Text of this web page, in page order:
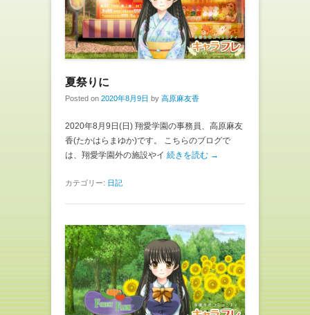
夏祭りに
Posted on 2020年8月9日 by 高原麻友香
2020年8月9日(日) 翔愛学園の事務員、高原麻友
香(たかはらまゆか)です。 こちらのブログで
は、翔愛学園外の施設やイ 続きを読む →
カテゴリー: 日記